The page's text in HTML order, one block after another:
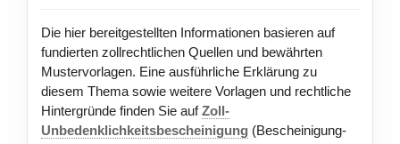
Die hier bereitgestellten Informationen basieren auf
fundierten zollrechtlichen Quellen und bewährten
Mustervorlagen. Eine ausführliche Erklärung zu
diesem Thema sowie weitere Vorlagen und rechtliche
Hintergründe finden Sie aufZoll-
Unbedenklichkeitsbescheinigung (Bescheinigung-